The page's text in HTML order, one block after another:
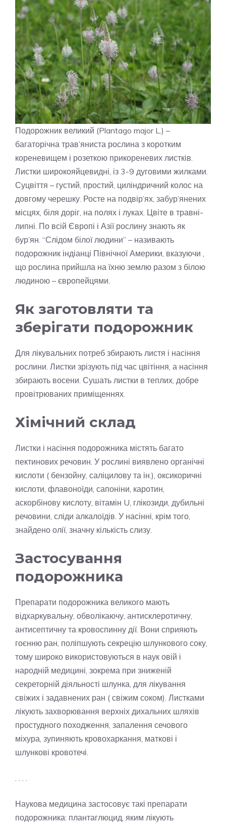
Подорожник великий (Plantago major L.) –
багаторічна трав’яниста рослина з коротким
кореневищем і розеткою прикореневих листків.
Листки широкояйцевидні, із 3-9 дуговими жилками.
Суцвіття – густий, простий, циліндричний колос на
довгому черешку. Росте на подвір’ях, забур’янених
місцях, біля доріг, на полях і луках. Цвіте в травні-
липні. По всій Європі і Азії рослину знають як
бур’ян. “Слідом білої людини” – називають
подорожник індіанці Північної Америки, вказуючи ,
що рослина прийшла на їхню землю разом з білою
людиною – європейцями.
Як заготовляти та
зберігати подорожник
Для лікувальних потреб збирають листя і насіння
рослини. Листки зрізують під час цвітіння, а насіння
збирають восени. Сушать листки в теплих, добре
провітрюваних приміщеннях.
Хімічний склад
Листки і насіння подорожника містять багато
пектинових речовин. У рослині виявлено органічні
кислоти ( бензойну, саліцилову та ін.), оксикоричні
кислоти, флавоноїди, сапоніни, каротин,
аскорбінову кислоту, вітамін U, глікозиди, дубильні
речовини, сліди алкалоїдів. У насінні, крім того,
знайдено олії, значну кількість слизу.
Застосування
подорожника
Препарати подорожника великого мають
відхаркувальну, обволікаючу, антисклеротичну,
антисептичну та кровоспинну дії. Вони сприяють
гоєнню ран, поліпшують секрецію шлункового соку,
тому широко використовуються в наук овій і
народній медицині, зокрема при зниженій
секреторній діяльності шлунка, для лікування
свіжих і задавнених ран ( свіжим соком). Листками
лікують захворювання верхніх дихальних шляхів
простудного походження, запалення сечового
міхура, зупиняють кровохаркання, маткові і
шлункові кровотечі.
Наукова медицина застосовує такі препарати
подорожника: плантаглюцид, яким лікують